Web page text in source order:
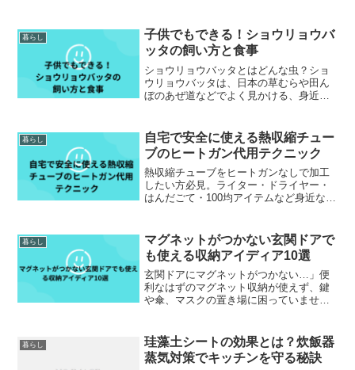
暮らし
子供でもできる！ショウリョウバ
ッタの飼い方と食事
ショウリョウバッタとはどんな虫？ショ
ウリョウバッタは、日本の草むらや田ん
ぼのあぜ道などでよく見かける、身近な
捕まえる定番の昆虫でもあります。緑色
や茶色の体色をしており、...
暮らし
自宅で安全に使える熱収縮チュー
ブのヒートガン代用テクニック
熱収縮チューブをヒートガンなしで加工
したい方必見。ライター・ドライヤー・
はんだごて・100均アイテムなど身近な道
ポイントまで網羅。
暮らし
マグネットがつかない玄関ドアで
も使える収納アイディア10選
玄関ドアにマグネットがつかない…」便
利なはずのマグネット収納が使えず、鍵
や傘、マスクの置き場に困っていません
「磁石がつかない」仕様がとても多くな
っています。特にリクシル...
暮らし
珪藻土シートの効果とは？炊飯器
蒸気対策でキッチンを守る秘訣